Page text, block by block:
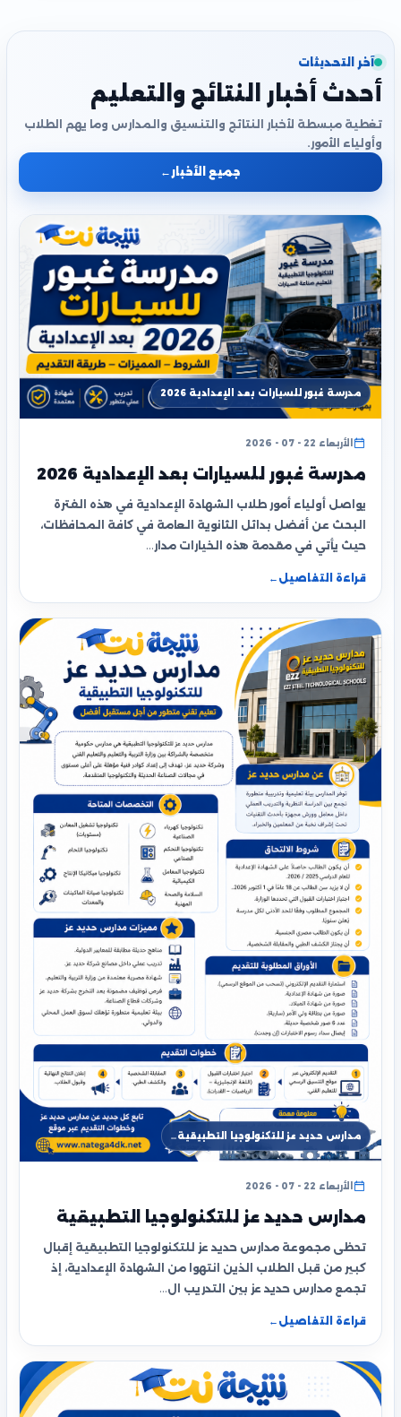
آخر التحديثات
أحدث أخبار النتائج والتعليم
تغطية مبسطة لأخبار النتائج والتنسيق والمدارس وما يهم الطلاب
وأولياء الأمور.
جميع الأخبار ←
مدرسة غبور للسيارات بعد الإعدادية 2026
الأربعاء 22 - 07 - 2026
مدرسة غبور للسيارات بعد الإعدادية 2026
يواصل أولياء أمور طلاب الشهادة الإعدادية في هذه الفترة
البحث عن أفضل بدائل الثانوية العامة في كافة المحافظات،
حيث يأتي في مقدمة هذه الخيارات مدار…
قراءة التفاصيل ←
مدارس حديد عز للتكنولوجيا التطبيقية…
الأربعاء 22 - 07 - 2026
مدارس حديد عز للتكنولوجيا التطبيقية
تحظى مجموعة مدارس حديد عز للتكنولوجيا التطبيقية إقبال
كبير من قبل الطلاب الذين انتهوا من الشهادة الإعدادية، إذ
تجمع مدارس حديد عز بين التدريب ال…
قراءة التفاصيل ←